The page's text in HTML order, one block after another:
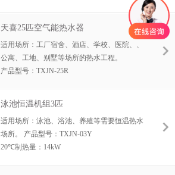
产水量：1560L/h
适用人数：600-1000人
优势：断电记忆功能，无需专人管理
天喜25匹空气能热水器
适用场所：工厂宿舍、酒店、学校、医院、、
公寓、工地、别墅等场所的热水工程。
产品型号：TXJN-25R
产水量：1930L/h
适用人数：750-1200人
优势：断电记忆功能，无需专人管理
泳池恒温机组3匹
适用场所：泳池、浴池、养殖等需要恒温热水
场所。 产品型号：TXJN-03Y
20℃制热量：14kW